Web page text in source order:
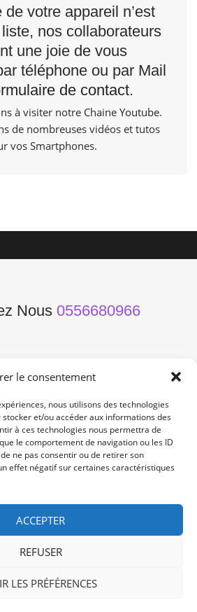
le consentement
nous utilisons des technologies
et/ou accéder aux informations des
à ces technologies nous permettra de
le comportement de navigation ou les ID
ne pas consentir ou de retirer son
effet négatif sur certaines caractéristiques
ACCEPTER
REFUSER
LES PRÉFÉRENCES
votre appareil n’est
nos collaborateurs
une joie de vous
téléphone ou par Mail
de contact.
à visiter notre Chaine Youtube.
de nombreuses vidéos et tutos
vos Smartphones.
Nous 0556680966
de l'Yser 33800
10:00 -19:00
/ /